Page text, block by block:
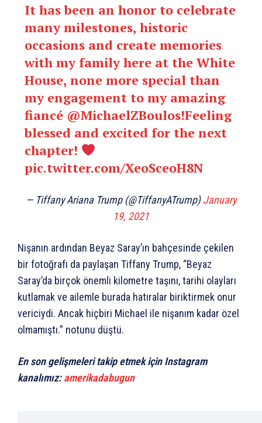
It has been an honor to celebrate
many milestones, historic
occasions and create memories
with my family here at the White
House, none more special than
my engagement to my amazing
fiancé @MichaelZBoulos!Feeling
blessed and excited for the next
chapter!
pic.twitter.com/XeoSceoH8N
— Tiffany Ariana Trump (@TiffanyATrump)January
19, 2021
Nişanın ardından Beyaz Saray’ın bahçesinde çekilen
bir fotoğrafı da paylaşan Tiffany Trump, “Beyaz
Saray’da birçok önemli kilometre taşını, tarihi olayları
kutlamak ve ailemle burada hatıralar biriktirmek onur
vericiydi. Ancak hiçbiri Michael ile nişanım kadar özel
olmamıştı.” notunu düştü.
En son gelişmeleri takip etmek için Instagram
kanalımız:amerikadabugun